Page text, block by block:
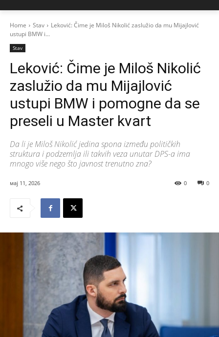
Home Stav
Leković: Čime je Miloš Nikolić zaslužio da mu Mijajlović
ustupi BMW i...
Stav
Leković: Čime je Miloš Nikolić
zaslužio da mu Mijajlović
ustupi BMW i pomogne da se
preseli u Master kvart
Da li je Miloš Nikolić jedina spona između političkih
struktura i podzemlja ili takvih veza unutar DPS-a ima
mnogo više nego što javnost trenutno zna?
мај 11, 2026 0
0